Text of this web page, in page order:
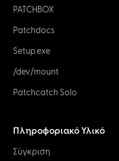
PATCHBOX
Patchdocs
Setup.exe
/dev/mount
Patchcatch Solo
Πληροφοριακό Υλικό
Σύγκριση